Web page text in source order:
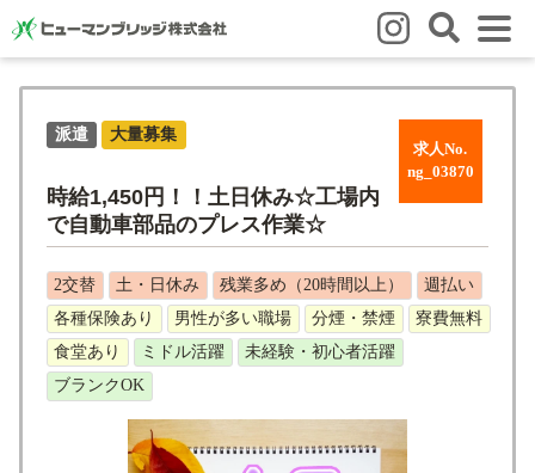
はじめての方
はじめての方 3つの強み いろいろな働き方 Q&A
就業までの流れ HBのイイネ！
スタッフの方
人材育成 福利厚生 お悩み相談窓口 eラーニング
お友だち紹介キャンペーン
会社概要
事業所のご案内
求人No.
ng_03870
派遣 大量募集
時給1,450円！！土日休み☆工場内
で自動車部品のプレス作業☆
2交替 土・日休み 残業多め（20時間以上）
週払い
各種保険あり
男性が多い職場 分煙・禁煙
寮費無料
食堂あり
ミドル活躍
未経験・初心者活躍
ブランクOK